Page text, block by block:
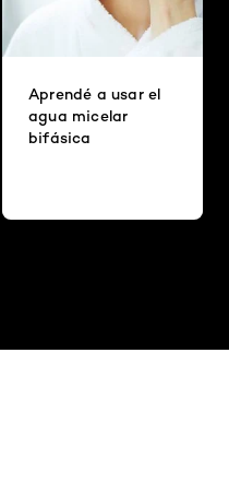
Aprendé a usar el
agua micelar
bifásica